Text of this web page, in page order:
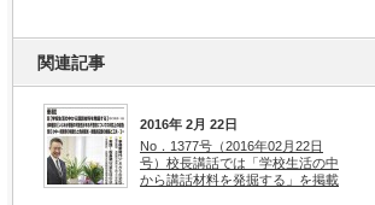
関連記事
2016年 2月 22日
No．1377号（2016年02月22日
号）校長講話では「学校生活の中
から講話材料を発掘する」を掲載